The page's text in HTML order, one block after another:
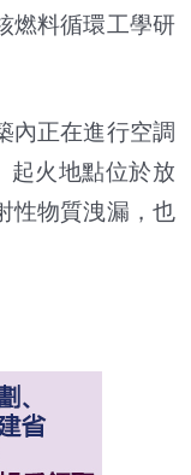
燃料循環工學研
內正在進行空調
起火地點位於放
性物質洩漏，也